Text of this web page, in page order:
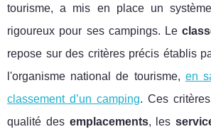
tourisme, a mis en place un
rigoureux pour ses campings. Le
repose sur des critères précis établis
l'organisme national de tourisme, en
classement d’un camping. Ces
qualité des emplacements, les